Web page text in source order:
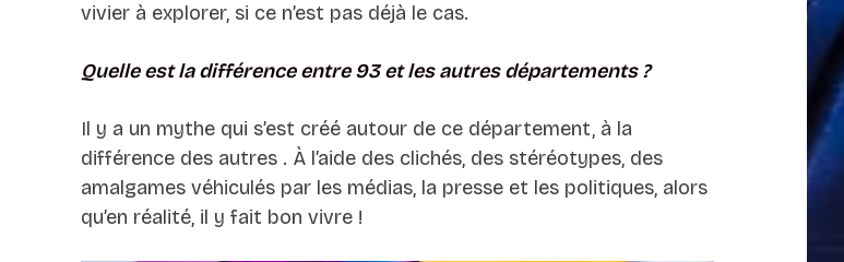
vivier à explorer, si ce n’est pas déjà le cas.
Quelle est la différence entre 93 et les autres départements ?
Il y a un mythe qui s’est créé autour de ce département, à la
différence des autres . À l’aide des clichés, des stéréotypes, des
amalgames véhiculés par les médias, la presse et les politiques, alors
qu’en réalité, il y fait bon vivre !